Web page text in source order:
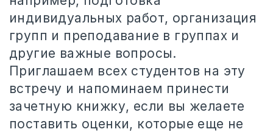
индивидуальных работ, организация
групп и преподавание в группах и
другие важные вопросы.
Приглашаем всех студентов на эту
встречу и напоминаем принести
зачетную книжку, если вы желаете
поставить оценки, которые еще не